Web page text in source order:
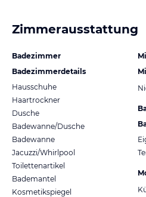
Zimmerausstattung
Badezimmer
Badezimmerdetails
Hausschuhe
Haartrockner
Dusche
Badewanne/Dusche
Badewanne
Jacuzzi/Whirlpool
Toilettenartikel
Bademantel
Kosmetikspiegel